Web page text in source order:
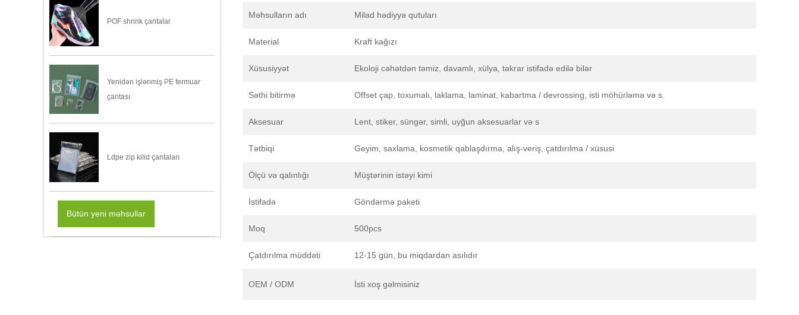
POF shrink çantalar
Yenidən işlənmiş PE fermuar
çantası
Ldpe zip kilid çantaları
Bütün yeni məhsullar
Məhsulların adı Milad hədiyyə qutuları
Material Kraft kağızı
Xüsusiyyət Ekoloji cəhətdən təmiz, davamlı, xülya, təkrar istifadə edilə bilər
Səthi bitirmə Offset çap, toxumalı, laklama, laminat, kabartma / devrossing, isti möhürləmə və s.
Aksesuar Lent, stiker, süngər, simli, uyğun aksesuarlar və s
Tətbiqi Geyim, saxlama, kosmetik qablaşdırma, alış-veriş, çatdırılma / xüsusi
Ölçü və qalınlığı Müştərinin istəyi kimi
İstifadə Göndərmə paketi
Moq 500pcs
Çatdırılma müddəti 12-15 gün, bu miqdardan asılıdır
OEM / ODM İsti xoş gəlmisiniz